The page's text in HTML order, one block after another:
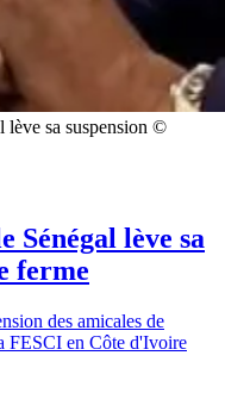
lève sa suspension ©
Sénégal lève sa
ferme
des amicales de
FESCI en Côte d'Ivoire